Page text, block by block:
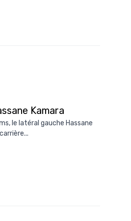
Kamara
le latéral gauche Hassane